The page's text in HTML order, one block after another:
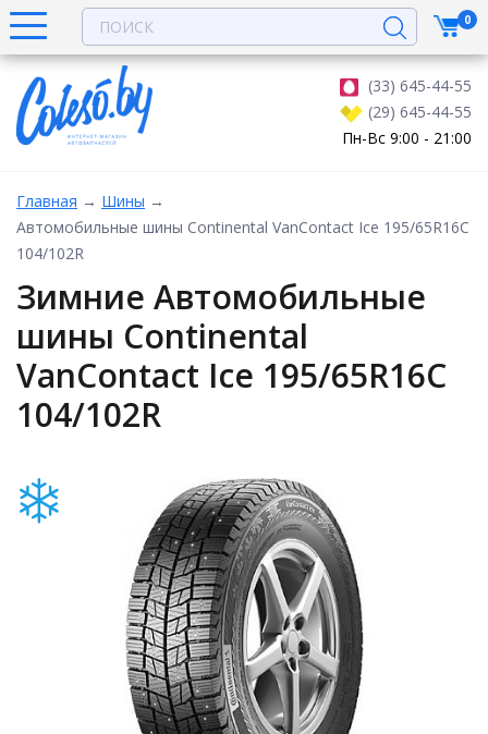
(33) 645-44-55
(29) 645-44-55
Пн-Вс 9:00 - 21:00
0
Главная → Шины →
Автомобильные шины Continental VanContact Ice 195/65R16C
104/102R
Зимние Автомобильные
шины Continental
VanContact Ice 195/65R16C
104/102R